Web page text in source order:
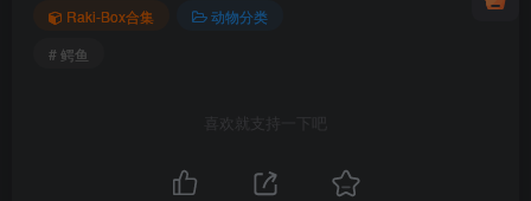
Raki-Box合集
动物分类
# 鳄鱼
喜欢就支持一下吧